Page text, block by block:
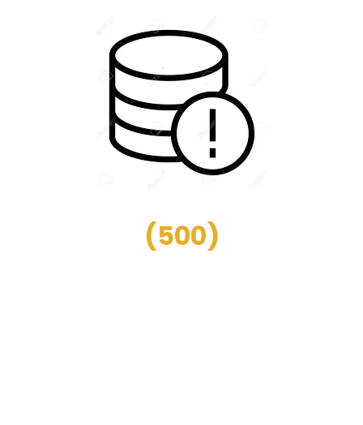
(500)